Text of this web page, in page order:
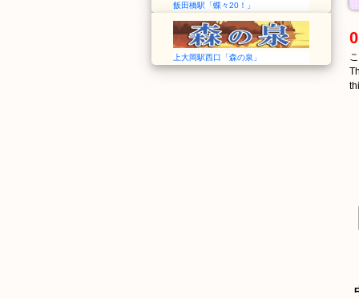
飯田橋駅「蝶々20！」
上大岡駅西口「森の泉」
0